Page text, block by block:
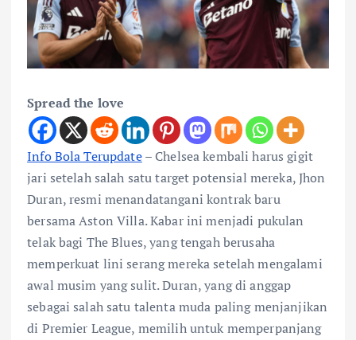
Spread the love
Info Bola Terupdate– Chelsea kembali harus gigit
jari setelah salah satu target potensial mereka, Jhon
Duran, resmi menandatangani kontrak baru
bersama Aston Villa. Kabar ini menjadi pukulan
telak bagi The Blues, yang tengah berusaha
memperkuat lini serang mereka setelah mengalami
awal musim yang sulit. Duran, yang di anggap
sebagai salah satu talenta muda paling menjanjikan
di Premier League, memilih untuk memperpanjang